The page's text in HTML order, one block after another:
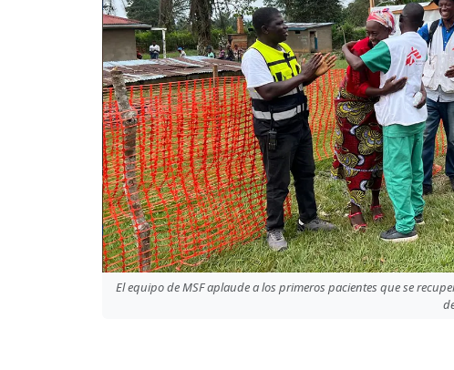
El equipo de MSF aplaude a los primeros pacientes que se